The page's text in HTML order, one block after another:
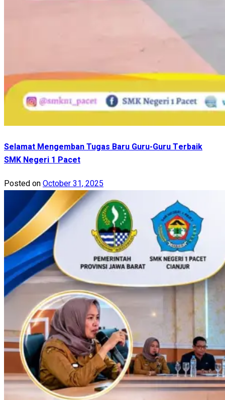
Selamat Mengemban Tugas Baru Guru-Guru Terbaik
SMK Negeri 1 Pacet
Posted onOctober 31, 2025